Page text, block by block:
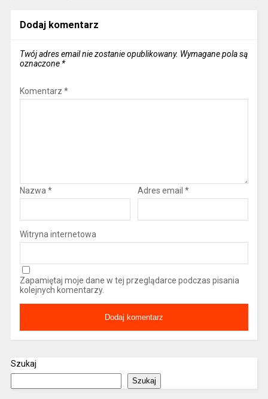
Dodaj komentarz
Twój adres email nie zostanie opublikowany. Wymagane pola są
oznaczone *
Komentarz *
Nazwa * Adres email *
Witryna internetowa
Zapamiętaj moje dane w tej przeglądarce podczas pisania
kolejnych komentarzy.
Szukaj
Szukaj